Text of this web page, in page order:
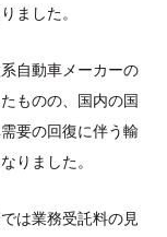
ました。
自動車メーカーの
ものの、国内の国
要の回復に伴う輸
りました。
は業務受託料の見